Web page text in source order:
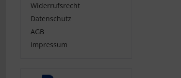
Widerrufsrecht
Datenschutz
AGB
Impressum